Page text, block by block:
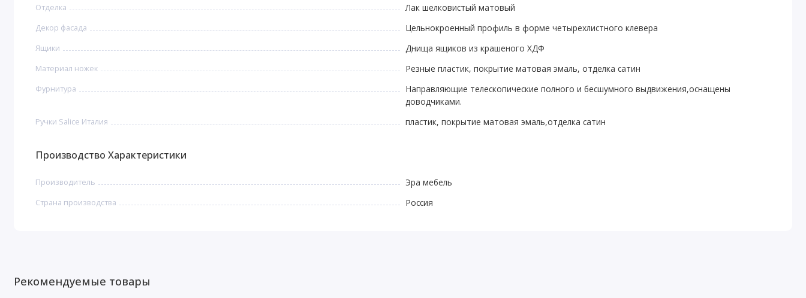
Отделка Лак шелковистый матовый
Декор фасада Цельнокроенный профиль в форме четырехлистного клевера
Ящики Днища ящиков из крашеного ХДФ
Материал ножек Резные пластик, покрытие матовая эмаль, отделка сатин
Фурнитура
Направляющие телескопические полного и бесшумного выдвижения,оснащены
доводчиками.
Ручки Salice Италия пластик, покрытие матовая эмаль,отделка сатин
Производство Характеристики
Производитель Эра мебель
Страна производства Россия
Рекомендуемые товары